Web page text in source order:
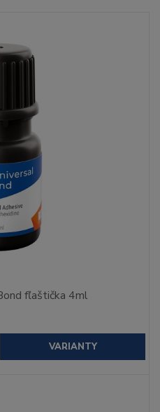
fľaštička 4ml
VARIANTY